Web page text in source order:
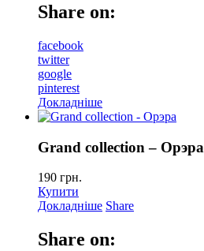
Share on:
facebook
twitter
google
pinterest
Докладніше
Grand collection – Орэра
190 грн.
Купити
Докладніше Share
Share on: